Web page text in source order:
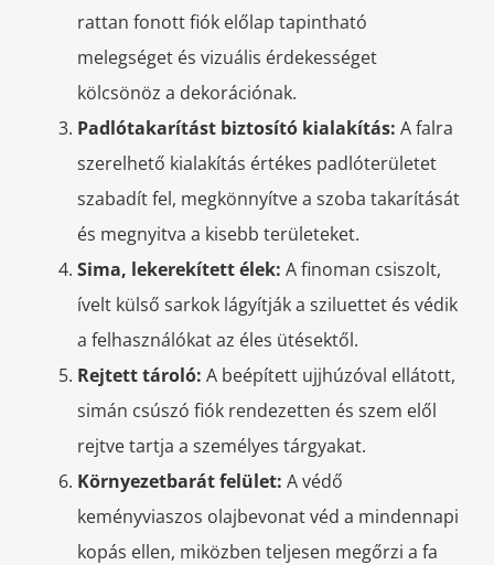
rattan fonott fiók előlap tapintható
melegséget és vizuális érdekességet
kölcsönöz a dekorációnak.
Padlótakarítást biztosító kialakítás: A falra
szerelhető kialakítás értékes padlóterületet
szabadít fel, megkönnyítve a szoba takarítását
és megnyitva a kisebb területeket.
Sima, lekerekített élek: A finoman csiszolt,
ívelt külső sarkok lágyítják a sziluettet és védik
a felhasználókat az éles ütésektől.
Rejtett tároló: A beépített ujjhúzóval ellátott,
simán csúszó fiók rendezetten és szem elől
rejtve tartja a személyes tárgyakat.
Környezetbarát felület: A védő
keményviaszos olajbevonat véd a mindennapi
kopás ellen, miközben teljesen megőrzi a fa